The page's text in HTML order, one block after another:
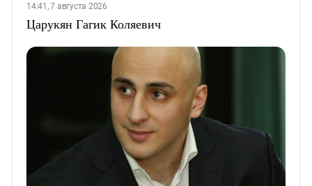
14:41, 7 августа 2026
Царукян Гагик Коляевич